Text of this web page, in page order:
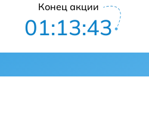
Конец акции
01:13:41